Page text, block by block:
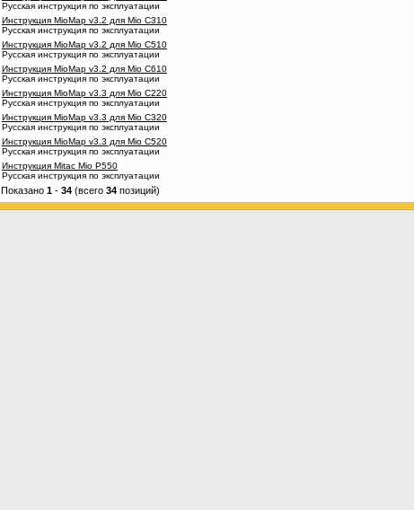
Русская инструкция по эксплуатации
Инструкция MioMap v3.2 для Mio C310
Русская инструкция по эксплуатации
Инструкция MioMap v3.2 для Mio C510
Русская инструкция по эксплуатации
Инструкция MioMap v3.2 для Mio C610
Русская инструкция по эксплуатации
Инструкция MioMap v3.3 для Mio C220
Русская инструкция по эксплуатации
Инструкция MioMap v3.3 для Mio C320
Русская инструкция по эксплуатации
Инструкция MioMap v3.3 для Mio C520
Русская инструкция по эксплуатации
Инструкция Mitac Mio P550
Русская инструкция по эксплуатации
Показано 1 - 34 (всего 34 позиций)